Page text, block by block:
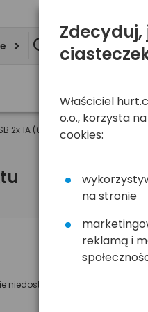
2x 1A (02738K9)
niedostępny
Właściciel
o.o., korzysta
cookies:
na stronie
reklamą i